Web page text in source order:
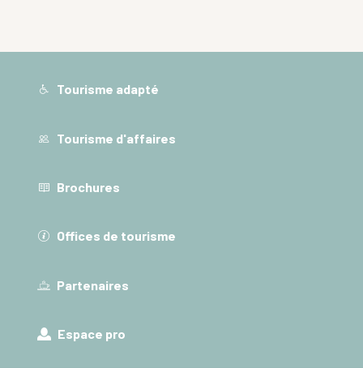
Tourisme adapté
Tourisme d'affaires
Brochures
Offices de tourisme
Partenaires
Espace pro